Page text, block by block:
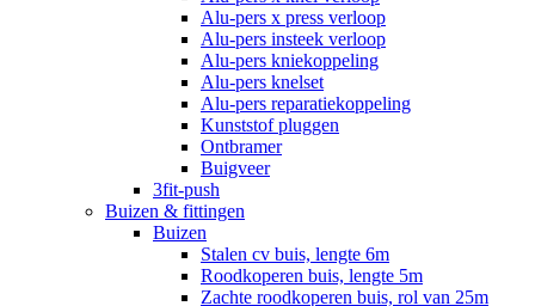
Alu-pers x press verloop
Alu-pers insteek verloop
Alu-pers kniekoppeling
Alu-pers knelset
Alu-pers reparatiekoppeling
Kunststof pluggen
Ontbramer
Buigveer
3fit-push
Buizen & fittingen
Buizen
Stalen cv buis, lengte 6m
Roodkoperen buis, lengte 5m
Zachte roodkoperen buis, rol van 25m